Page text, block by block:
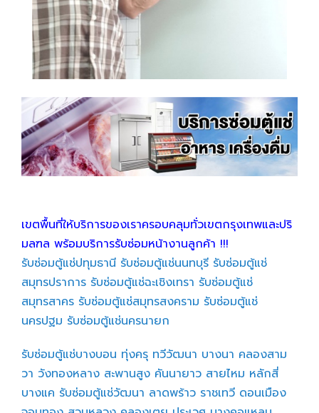
เขตพื้นที่ให้บริการของเราครอบคลุมทั่วเขตกรุงเทพและปริ
มลฑล พร้อมบริการรับซ่อมหน้างานลูกค้า !!!
รับซ่อมตู้แช่ปทุมธานี รับซ่อมตู้แช่นนทบุรี รับซ่อมตู้แช่
สมุทรปราการ รับซ่อมตู้แช่ฉะเชิงเทรา รับซ่อมตู้แช่
สมุทรสาคร รับซ่อมตู้แช่สมุทรสงคราม รับซ่อมตู้แช่
นครปฐม รับซ่อมตู้แช่นครนายก
รับซ่อมตู้แช่บางบอน ทุ่งครุ ทวีวัฒนา บางนา คลองสาม
วา วังทองหลาง สะพานสูง คันนายาว สายไหม หลักสี่
บางแค รับซ่อมตู้แช่วัฒนา ลาดพร้าว ราชเทวี ดอนเมือง